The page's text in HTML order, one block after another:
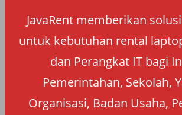
JavaRent memberikan
untuk kebutuhan rental
dan Perangkat IT bagi
Pemerintahan, Sekolah,
Organisasi, Badan Usaha,